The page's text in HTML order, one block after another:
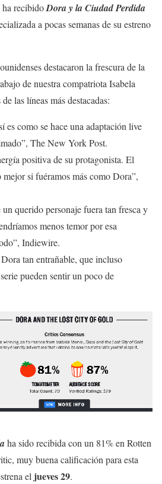
recibidoDora y la Ciudad Perdida
a pocas semanas de su estreno
destacaron la frescura de la
de nuestra compatriota Isabela
las líneas más destacadas:
es como se hace una adaptación live
The New York Post.
positiva de su protagonista. El
si fuéramos más como Dora”,
querido personaje fuera tan fresca y
menos temor por esa
Indiewire.
tan entrañable, que incluso
pueden sentir un poco de
ha sido recibida con un 81% en Rotten
muy buena calificación para esta
el jueves 29.